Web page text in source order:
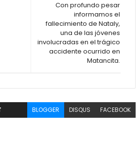
Con profundo pesar
informamos el
fallecimiento de Nataly,
una de las jóvenes
involucradas en el trágico
accidente ocurrido en
Matancita.
BLOGGER DISQUS FACEBOOK